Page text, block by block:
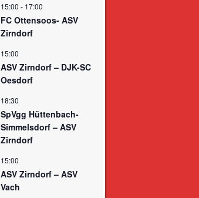
15:00 - 17:00
FC Ottensoos- ASV
Zirndorf
15:00
ASV Zirndorf – DJK-SC
Oesdorf
18:30
SpVgg Hüttenbach-
Simmelsdorf – ASV
Zirndorf
15:00
ASV Zirndorf – ASV
Vach